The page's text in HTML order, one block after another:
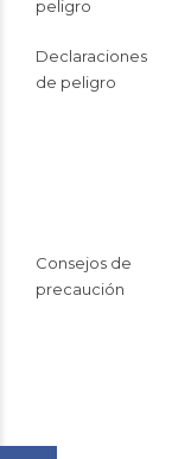
peligro
Declaraciones
de peligro
Consejos de
precaución